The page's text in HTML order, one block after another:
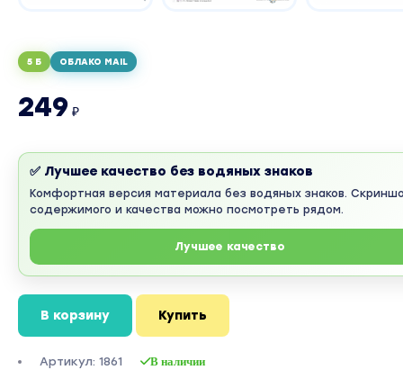
5 Б ОБЛАКО MAIL
249 ₽
✅ Лучшее качество без водяных знаков
Комфортная версия материала без водяных знаков.
содержимого и качества можно посмотреть рядом.
Лучшее качество
В корзину Купить
Артикул: 1861 В наличии